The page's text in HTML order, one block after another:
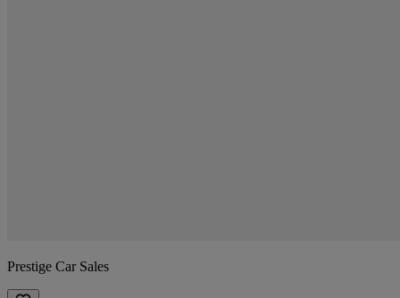
Prestige Car Sales